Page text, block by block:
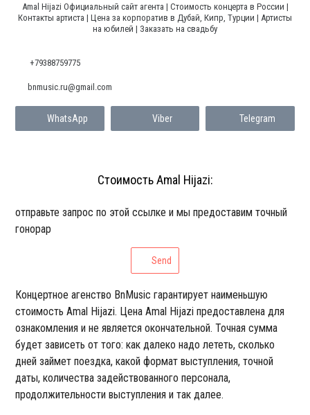
Amal Hijazi Официальный сайт агента | Стоимость концерта в России |
Контакты артиста | Цена за корпоратив в Дубай, Кипр, Турции | Артисты
на юбилей | Заказать на свадьбу
+79388759775
WhatsApp Viber Telegram
bnmusic.ru@gmail.com
Стоимость Amal Hijazi:
отправьте запрос по этой ссылке и мы предоставим точный
гонорар
Send
Концертное агенство BnMusic гарантирует наименьшую
стоимость Amal Hijazi. Цена Amal Hijazi предоставлена для
ознакомления и не является окончательной. Точная сумма
будет зависеть от того: как далеко надо лететь, сколько
дней займет поездка, какой формат выступления, точной
даты, количества задействованного персонала,
продолжительности выступления и так далее.